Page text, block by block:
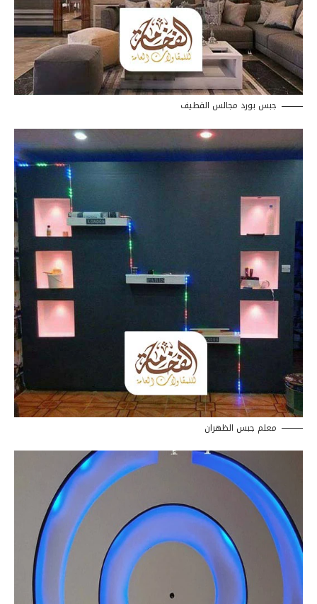
جبس بورد مجالس القطيف
معلم جبس الظهران